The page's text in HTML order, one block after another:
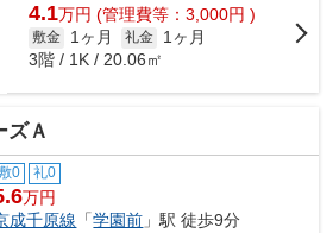
4.1万円 (管理費等：3,000円 )
敷金 1ヶ月 礼金
1ヶ月
3階 / 1K / 20.06㎡
ズＡ
0 礼0
万円
成千原線 「学園前 」駅 徒歩9分